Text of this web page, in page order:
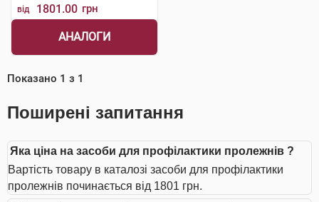
від 1801.00 грн
АНАЛОГИ
Показано 1 з 1
Поширені запитання
Яка ціна на засоби для профілактики пролежнів ?
Вартість товару в каталозі засоби для профілактики
пролежнів починається від 1801 грн.